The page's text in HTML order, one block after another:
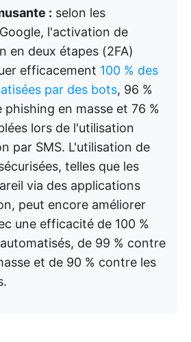
: selon les
l'activation de
en deux étapes (2FA)
efficacement 100 % des
par des bots, 96 %
phishing en masse et 76 %
lors de l'utilisation
par SMS. L'utilisation de
telles que les
via des applications
peut encore améliorer
une efficacité de 100 %
de 99 % contre
et de 90 % contre les